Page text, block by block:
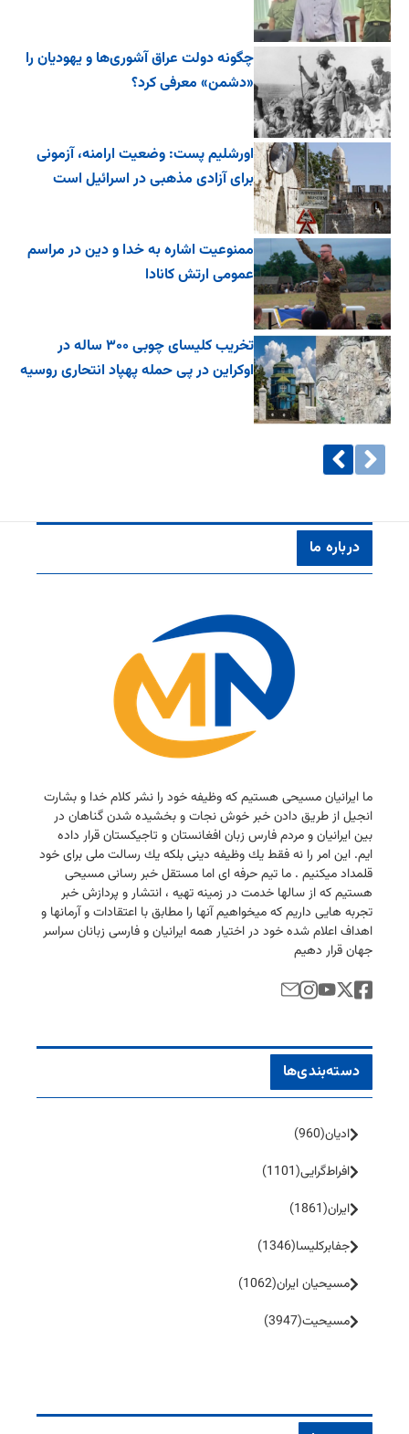
چگونه دولت عراق آشوری‌ها و یهودیان را
«دشمن» معرفی کرد؟
اورشلیم پست: وضعیت ارامنه، آزمونی
برای آزادی مذهبی در اسرائیل است
ممنوعیت اشاره به خدا و دین در مراسم
عمومی ارتش کانادا
تخریب کلیسای چوبی ۳۰۰ ساله در
اوکراین در پی حمله پهپاد انتحاری روسیه
درباره ما
ما ایرانیان مسیحی هستیم كه وظیفه خود را نشر كلام خدا و بشارت
انجیل از طریق دادن خبر خوش نجات و بخشیده شدن گناهان در
بین ایرانیان و مردم فارس زبان افغانستان و تاجیكستان قرار داده
ایم. این امر را نه فقط یك وظیفه دینی بلكه یك رسالت ملی برای خود
قلمداد میكنیم . ما تیم حرفه ای اما مستقل خبر رسانی مسیحی
هستیم كه از سالها خدمت در زمینه تهیه ، انتشار و پردازش خبر
تجربه هایی داریم كه میخواهیم آنها را مطابق با اعتقادات و آرمانها و
اهداف اعلام شده خود در اختیار همه ایرانیان و فارسی زبانان سراسر
جهان قرار دهیم
دسته‌بندی‌ها
ادیان(960)
افراط‌گرایی(1101)
ایران(1861)
جفا‌بر‌کلیسا(1346)
مسیحیان ایران(1062)
مسیحیت(3947)